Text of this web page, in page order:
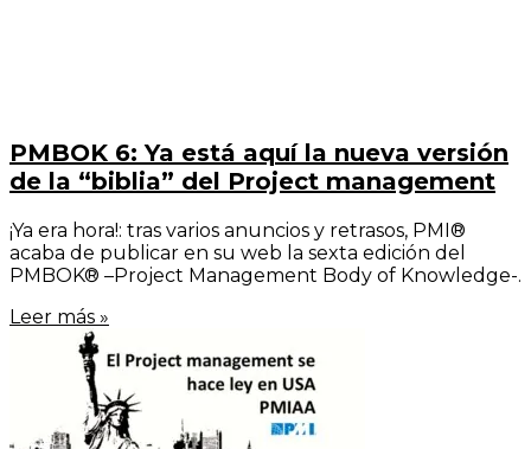
PMBOK 6: Ya está aquí la nueva versión
de la “biblia” del Project management
¡Ya era hora!: tras varios anuncios y retrasos, PMI®
acaba de publicar en su web la sexta edición del
PMBOK® –Project Management Body of Knowledge-.
Leer más »